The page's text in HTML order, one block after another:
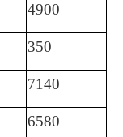
4900
350
7140
6580